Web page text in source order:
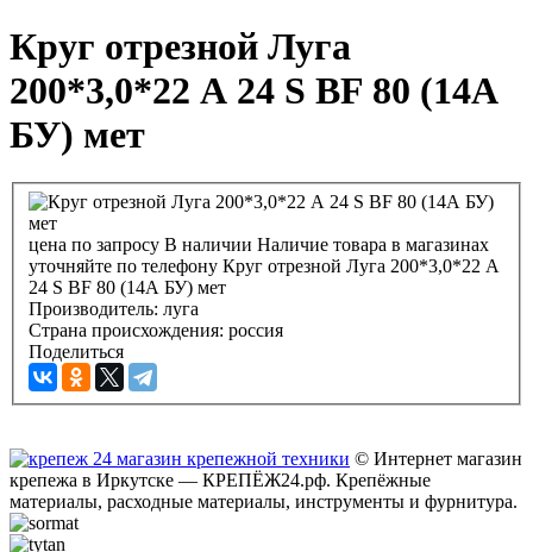
Круг отрезной Луга
200*3,0*22 А 24 S BF 80 (14А
БУ) мет
цена по запросу В наличии Наличие товара в магазинах
уточняйте по телефону Круг отрезной Луга 200*3,0*22 А
24 S BF 80 (14А БУ) мет
Производитель: луга
Страна происхождения: россия
Поделиться
© Интернет магазин
крепежа в Иркутске — КРЕПЁЖ24.рф. Крепёжные
материалы, расходные материалы, инструменты и фурнитура.